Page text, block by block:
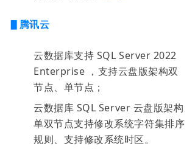
▋腾讯云
云数据库支持 SQL Server 2022
Enterprise ，支持云盘版架构双
节点、单节点；
云数据库 SQL Server 云盘版架构
单双节点支持修改系统字符集排序
规则、支持修改系统时区。